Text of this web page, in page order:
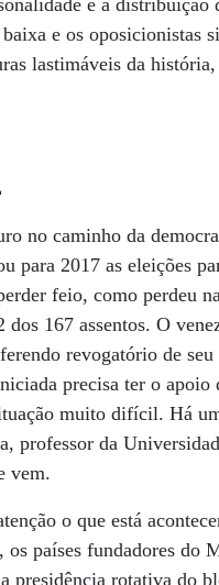
e os oposicionistas
lastimáveis da
no caminho da
para 2017 as eleições
feio, como perdeu
dos 167 assentos. O
revogatório de
precisa ter o
muito difícil. Há
professor da
vem.
o que está
países fundadores do
presidência rotativa do